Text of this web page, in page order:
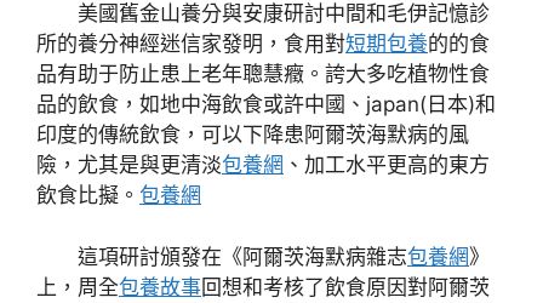
美國舊金山養分與安康研討中間和毛伊記憶診
所的養分神經迷信家發明，食用對短期包養的的食
品有助于防止患上老年聰慧癥。誇大多吃植物性食
品的飲食，如地中海飲食或許中國、japan(日本)和
印度的傳統飲食，可以下降患阿爾茨海默病的風
險，尤其是與更清淡包養網 、加工水平更高的東方
飲食比擬。 包養網
這項研討頒發在《阿爾茨海默病雜志包養網》
上，周全包養故事回想和考核了飲食原因對阿爾茨